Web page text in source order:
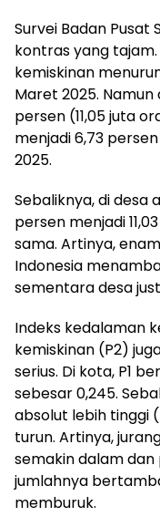
Survei Badan
kontras yang
kemiskinan
Maret 2025. Namun
persen (11,05 juta
menjadi 6,73
2025.
Sebaliknya, di desa
persen menjadi
sama. Artinya,
Indonesia
sementara desa
Indeks kedalaman
kemiskinan (P2)
serius. Di kota, P1
sebesar 0,245.
absolut lebih tinggi
turun. Artinya,
semakin dalam dan
jumlahnya
memburuk.